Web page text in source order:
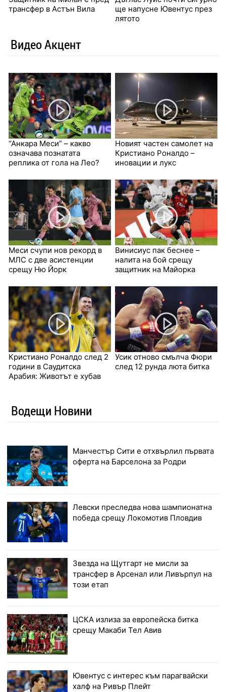
трансфер в Астън Вила
ще напусне Ювентус през
лятото
Видео Акцент
“Анкара Меси” – какво
означава познатата
реплика от гола на Лео?
Новият частен самолет на
Кристиано Роналдо –
иновации и лукс
Меси счупи нов рекорд в
МЛС с две асистенции
срещу Ню Йорк
Винисиус пак беснее –
налита на бой срещу
защитник на Майорка
Кристиано Роналдо след 2
години в Саудитска
Арабия: Животът е хубав
Усик отново смълча Фюри
след 12 рунда люта битка
Водещи Новини
Манчестър Сити е отхвърлил първата
оферта на Барселона за Родри
Левски преследва нова шампионатна
победа срещу Локомотив Пловдив
Звезда на Щутгарт не мисли за
трансфер в Арсенал или Ливърпул на
този етап
ЦСКА излиза за европейска битка
срещу Макаби Тел Авив
Ювентус с интерес към парагвайски
халф на Ривър Плейт